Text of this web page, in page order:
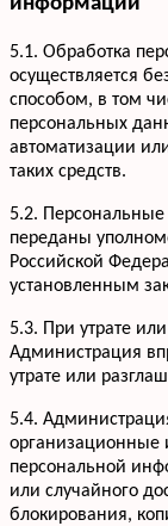
Мы онлайн,
5.1. Обработка
осуществляется
способом, в том
персональных
автоматизации
таких средств.
5.2.
переданы
Российской
установленным
5.3. При утрате
Администрация
утрате или
5.4.
организационные
персональной
или случайного
блокирования,